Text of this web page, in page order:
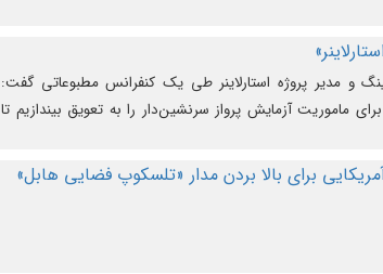
و مدیر پروژه استارلاینر طی یک کنفرانس مطبوعاتی گفت:
ماموریت آزمایش پرواز سرنشین‌دار را به تعویق بیندازیم تا
برای بالا بردن مدار «تلسکوپ فضایی هابل»